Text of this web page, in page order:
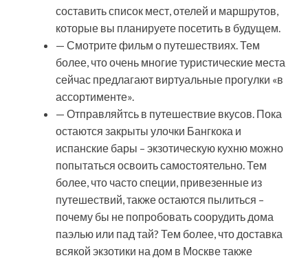
составить список мест, отелей и маршрутов,
которые вы планируете посетить в будущем.
— Смотрите фильм о путешествиях. Тем
более, что очень многие туристические места
сейчас предлагают виртуальные прогулки «в
ассортименте».
— Отправляйтсь в путешествие вкусов. Пока
остаются закрыты улочки Бангкока и
испанские бары – экзотическую кухню можно
попытаться освоить самостоятельно. Тем
более, что часто специи, привезенные из
путешествий, также остаются пылиться –
почему бы не попробовать соорудить дома
паэлью или пад тай? Тем более, что доставка
всякой экзотики на дом в Москве также